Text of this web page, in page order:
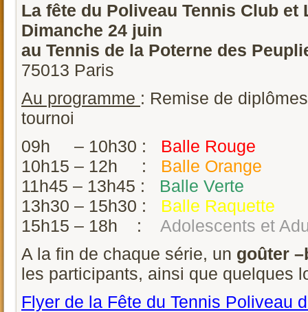
La fête du Poliveau Tennis Club
Dimanche 24 juin
au Tennis de la Poterne des
75013 Paris
Au programme : Remise de
tournoi
09h – 10h30 : Balle Rouge
10h15 – 12h : Balle Orange
11h45 – 13h45 : Balle Verte
13h30 – 15h30 :
Balle Raquette
15h15 – 18h :
Adolescents et
A la fin de chaque série, un goûter
les participants, ainsi que quelques
Flyer de la Fête du Tennis Poliveau